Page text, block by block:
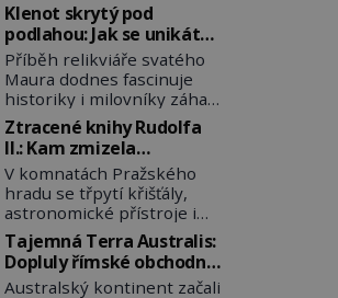
Klenot skrytý pod
podlahou: Jak se unikátní
románský poklad dostal
do zapadlého Bečova?
Příběh relikviáře svatého
Maura dodnes fascinuje
historiky i milovníky záhad
po celém světě. Tato
románská zlatnická
památka ze 13. století je
po českých korunovačních
klenotech druhým
nejcennějším movitým
majetkem v České
republice. Přestože byl
klenot v roce 1985 po
Ztracené knihy Rudolfa
II.: Kam zmizela
nejzáhadnější knihovna
Evropy?
V komnatách Pražského
hradu se třpytí křišťály,
astronomické přístroje i
podivné alchymistické
rukopisy. Císař Rudolf II.
shromažďuje vše, co
souvisí s tajemstvím
Tajemná Terra Australis:
Dopluly římské obchodní
lodě až do Austrálie?
Australský kontinent začali